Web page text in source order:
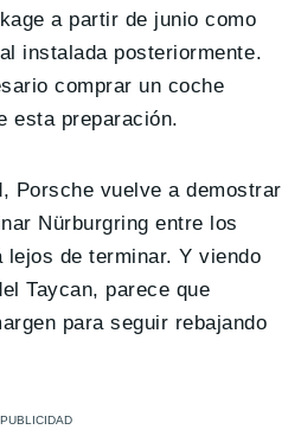
a partir de junio como
instalada posteriormente.
comprar un coche
esta preparación.
Porsche vuelve a demostrar
Nürburgring entre los
de terminar. Y viendo
Taycan, parece que
para seguir rebajando